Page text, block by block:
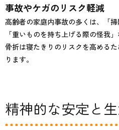
事故やケガのリスク軽減
高齢者の家庭内事故の多くは、「掃
「重いものを持ち上げる際の怪我
骨折は寝たきりのリスクを高める
ります。
精神的な安定と